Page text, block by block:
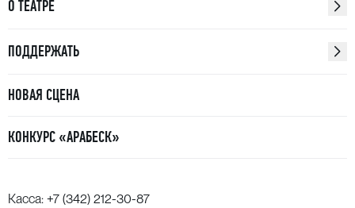
О ТЕАТРЕ
ПОДДЕРЖАТЬ
НОВАЯ СЦЕНА
КОНКУРС «АРАБЕСК»
Касса: +7 (342) 212-30-87